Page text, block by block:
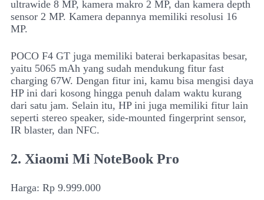
ultrawide 8 MP, kamera makro 2 MP, dan kamera depth
sensor 2 MP. Kamera depannya memiliki resolusi 16
MP.
POCO F4 GT juga memiliki baterai berkapasitas besar,
yaitu 5065 mAh yang sudah mendukung fitur fast
charging 67W. Dengan fitur ini, kamu bisa mengisi daya
HP ini dari kosong hingga penuh dalam waktu kurang
dari satu jam. Selain itu, HP ini juga memiliki fitur lain
seperti stereo speaker, side-mounted fingerprint sensor,
IR blaster, dan NFC.
2. Xiaomi Mi NoteBook Pro
Harga: Rp 9.999.000